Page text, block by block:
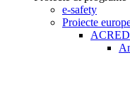
e-safety
Proiecte